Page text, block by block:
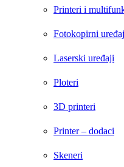
Printeri i
Fotokopirni
Laserski uređaji
Ploteri
3D printeri
Printer – dodaci
Skeneri